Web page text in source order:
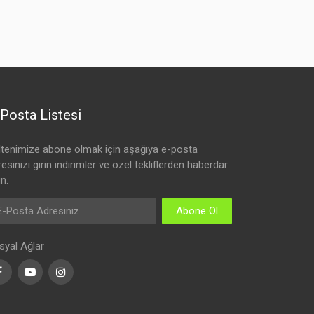
Listesi
abone olmak için aşağıya e-posta
girin indirimler ve özel tekliflerden haberdar
Abone Ol
Ağlar
YoutubeInstagram